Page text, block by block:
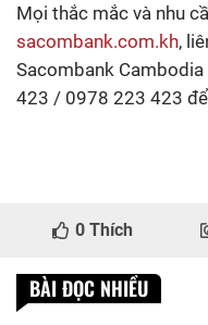
Mọi thắc mắc và nhu
sacombank.com.kh,
Sacombank
423 / 0978 223 423
0 Thích
BÀI ĐỌC NHIỀU